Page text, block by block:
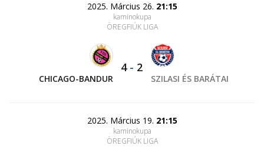
2025. Március 26. 21:15
kaminokupa
ÖREGFIÚK LIGA
CHICAGO-BANDUR
4- 2
SZILASI ÉS BARÁTAI
2025. Március 19. 21:15
kaminokupa
ÖREGFIÚK LIGA